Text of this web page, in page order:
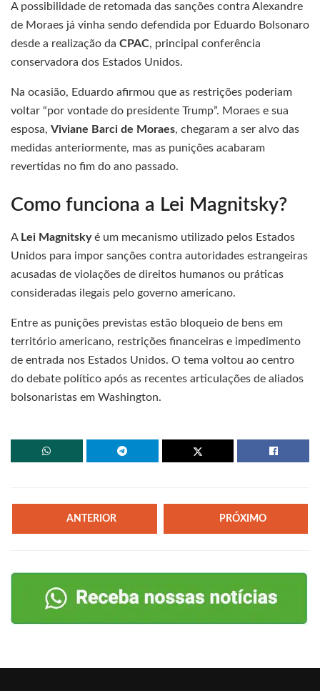
A possibilidade de retomada das sanções contra Alexandre
de Moraes já vinha sendo defendida por Eduardo Bolsonaro
desde a realização da CPAC, principal conferência
conservadora dos Estados Unidos.
Na ocasião, Eduardo afirmou que as restrições poderiam
voltar “por vontade do presidente Trump”. Moraes e sua
esposa, Viviane Barci de Moraes, chegaram a ser alvo das
medidas anteriormente, mas as punições acabaram
revertidas no fim do ano passado.
Como funciona a Lei Magnitsky?
A Lei Magnitskyé um mecanismo utilizado pelos Estados
Unidos para impor sanções contra autoridades estrangeiras
acusadas de violações de direitos humanos ou práticas
consideradas ilegais pelo governo americano.
Entre as punições previstas estão bloqueio de bens em
território americano, restrições financeiras e impedimento
de entrada nos Estados Unidos. O tema voltou ao centro
do debate político após as recentes articulações de aliados
bolsonaristas em Washington.
ANTERIOR PRÓXIMO